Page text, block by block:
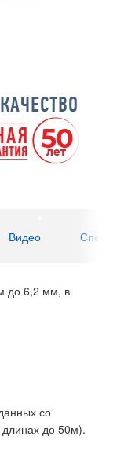
Видео
до 6,2 мм, в
со
длинах до 50м).